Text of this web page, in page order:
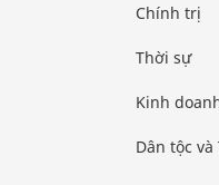
Chính trị
Thời sự
Kinh
Dân tộc